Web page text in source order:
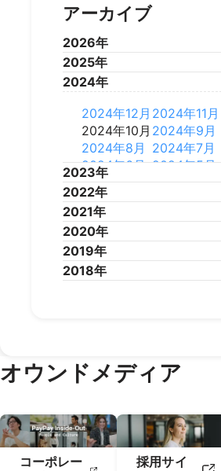
アーカイブ
2026年
2026年8月 2026年7月
2026年6月 2026年5月
2026年4月 2026年3月
2026年2月
2025年
2025年12月2025年11月
2025年10月 2025年9月
2025年8月 2025年7月
2025年6月 2025年5月
2025年4月 2025年3月
2025年2月 2025年1月
2024年
2024年12月 2024年11月
2024年10月 2024年9月
2024年8月 2024年7月
2024年6月 2024年5月
2024年4月 2024年3月
2024年2月 2024年1月
2023年
2023年12月2023年11月
2023年10月2023年9月
2023年8月 2023年7月
2023年6月
2023年4月
2022年
2022年12月2022年11月
2022年10月2022年9月
2022年8月 2022年7月
2022年6月
2021年
2021年12月2021年11月
2021年10月2021年9月
2021年8月 2021年7月
2020年
2020年12月2020年11月
2020年10月2020年9月
2019年
2019年12月2019年11月
2019年2月
2019年1月
2018年
オウンドメディア
コーポレー
採用サイ